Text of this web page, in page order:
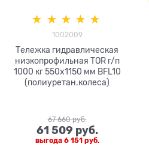
1002009
Тележка гидравлическая
низкопрофильная TOR г/п
1000 кг 550х1150 мм BFL10
(полиуретан.колеса)
67 660 руб.
61 509 руб.
выгода 6 151 руб.